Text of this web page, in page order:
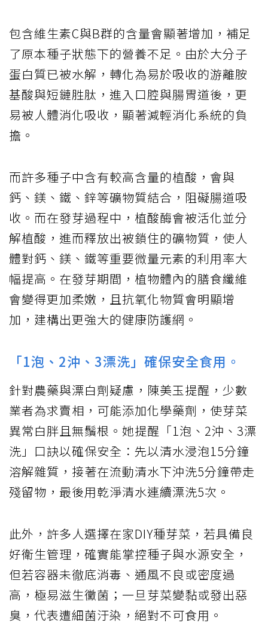
包含維生素C與B群的含量會顯著增加，補足
了原本種子狀態下的營養不足。由於大分子
蛋白質已被水解，轉化為易於吸收的游離胺
基酸與短鏈胜肽，進入口腔與腸胃道後，更
易被人體消化吸收，顯著減輕消化系統的負
擔。
而許多種子中含有較高含量的植酸，會與
鈣、鎂、鐵、鋅等礦物質結合，阻礙腸道吸
收。而在發芽過程中，植酸酶會被活化並分
解植酸，進而釋放出被鎖住的礦物質，使人
體對鈣、鎂、鐵等重要微量元素的利用率大
幅提高。在發芽期間，植物體內的膳食纖維
會變得更加柔嫩，且抗氧化物質會明顯增
加，建構出更強大的健康防護網。
「1泡、2沖、3漂洗」確保安全食用。
針對農藥與漂白劑疑慮，陳美玉提醒，少數
業者為求賣相，可能添加化學藥劑，使芽菜
異常白胖且無鬚根。她提醒「1泡、2沖、3漂
洗」口訣以確保安全：先以清水浸泡15分鐘
溶解雜質，接著在流動清水下沖洗5分鐘帶走
殘留物，最後用乾淨清水連續漂洗5次。
此外，許多人選擇在家DIY種芽菜，若具備良
好衛生管理，確實能掌控種子與水源安全，
但若容器未徹底消毒、通風不良或密度過
高，極易滋生黴菌；一旦芽菜變黏或發出惡
臭，代表遭細菌汙染，絕對不可食用。